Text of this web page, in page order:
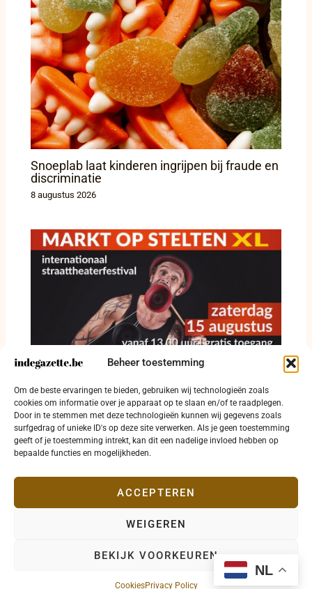
Beheer toestemming
Om de beste ervaringen te bieden, gebruiken wij technologieën zoals
cookies om informatie over je apparaat op te slaan en/of te raadplegen.
Door in te stemmen met deze technologieën kunnen wij gegevens zoals
surfgedrag of unieke ID's op deze site verwerken. Als je geen toestemming
geeft of je toestemming intrekt, kan dit een nadelige invloed hebben op
bepaalde functies en mogelijkheden.
ACCEPTEREN
WEIGEREN
BEKIJK VOORKEUREN
CookiesPrivacy Policy
Snoeplab laat kinderen ingrijpen bij fraude en
discriminatie
8 augustus 2026
Straattheater krijgt vrije baan op Grote Markt
in Diksmuide
8 augustus 2026
Copyright © 2026 indegazette.be |Privacy
NL